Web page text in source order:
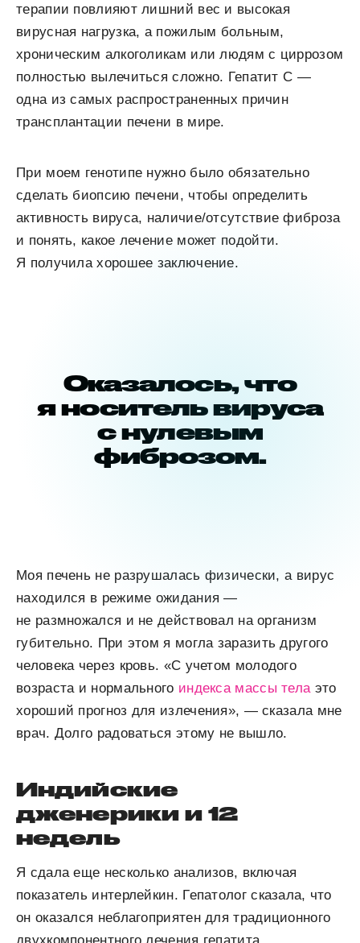
терапии повлияют лишний вес и высокая
вирусная нагрузка, а пожилым больным,
хроническим алкоголикам или людям с циррозом
полностью вылечиться сложно. Гепатит С —
одна из самых распространенных причин
трансплантации печени в мире.
При моем генотипе нужно было обязательно
сделать биопсию печени, чтобы определить
активность вируса, наличие/отсутствие фиброза
и понять, какое лечение может подойти.
Я получила хорошее заключение.
Оказалось, что
я носитель вируса
с нулевым
фиброзом.
Моя печень не разрушалась физически, а вирус
находился в режиме ожидания —
не размножался и не действовал на организм
губительно. При этом я могла заразить другого
человека через кровь. «С учетом молодого
возраста и нормального индекса массы тела это
хороший прогноз для излечения», — сказала мне
врач. Долго радоваться этому не вышло.
Индийские
дженерики и 12
недель
Я сдала еще несколько анализов, включая
показатель интерлейкин. Гепатолог сказала, что
он оказался неблагоприятен для традиционного